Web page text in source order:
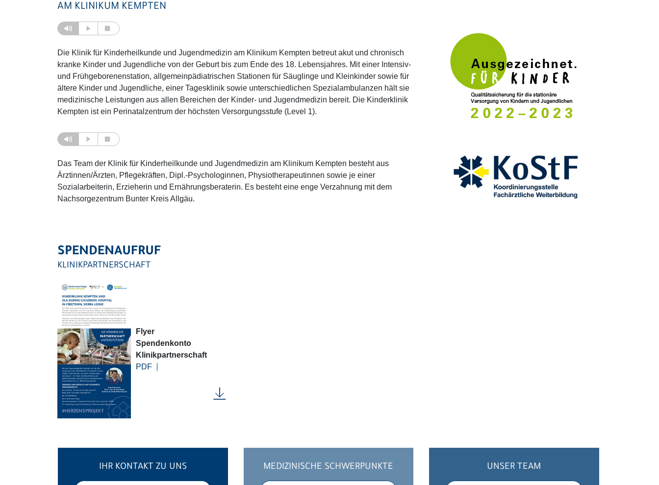
AM KLINIKUM KEMPTEN
Die Klinik für Kinderheilkunde und Jugendmedizin am Klinikum Kempten betreut akut und chronisch
kranke Kinder und Jugendliche von der Geburt bis zum Ende des 18. Lebensjahres. Mit einer Intensiv-
und Frühgeborenenstation, allgemeinpädiatrischen Stationen für Säuglinge und Kleinkinder sowie für
ältere Kinder und Jugendliche, einer Tagesklinik sowie unterschiedlichen Spezialambulanzen hält sie
medizinische Leistungen aus allen Bereichen der Kinder- und Jugendmedizin bereit. Die Kinderklinik
Kempten ist ein Perinatalzentrum der höchsten Versorgungsstufe (Level 1).
Das Team der Klinik für Kinderheilkunde und Jugendmedizin am Klinikum Kempten besteht aus
Ärztinnen/Ärzten, Pflegekräften, Dipl.-Psychologinnen, Physiotherapeutinnen sowie je einer
Sozialarbeiterin, Erzieherin und Ernährungsberaterin. Es besteht eine enge Verzahnung mit dem
Nachsorgezentrum Bunter Kreis Allgäu.
SPENDENAUFRUF
KLINIKPARTNERSCHAFT
Flyer
Spendenkonto
Klinikpartnerschaft
PDF
IHR KONTAKT ZU UNS MEDIZINISCHE SCHWERPUNKTE UNSER TEAM